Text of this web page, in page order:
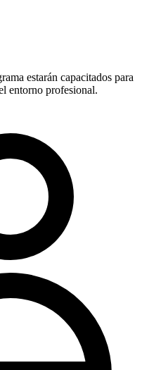
estarán capacitados para
entorno profesional.